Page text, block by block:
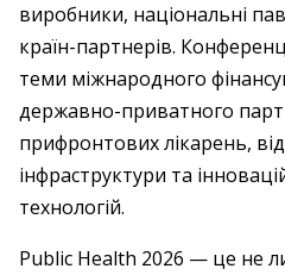
виробники, національні
країн-партнерів.
теми міжнародного
державно-приватного
прифронтових лікарень,
інфраструктури та
технологій.
Public Health 2026 — це не